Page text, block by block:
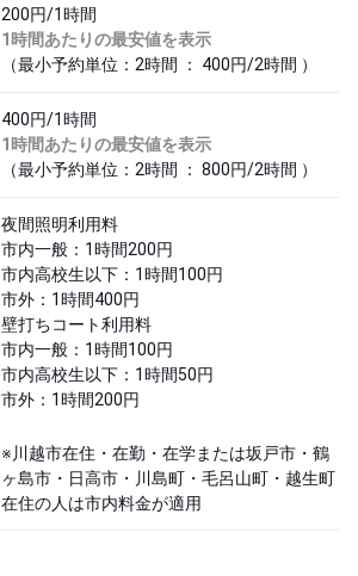
200円/1時間
1時間あたりの最安値を表示
（最小予約単位：2時間 ： 400円/2時間 ）
400円/1時間
1時間あたりの最安値を表示
（最小予約単位：2時間 ： 800円/2時間 ）
夜間照明利用料
市内一般：1時間200円
市内高校生以下：1時間100円
市外：1時間400円
壁打ちコート利用料
市内一般：1時間100円
市内高校生以下：1時間50円
市外：1時間200円
※川越市在住・在勤・在学または坂戸市・鶴
ヶ島市・日高市・川島町・毛呂山町・越生町
在住の人は市内料金が適用